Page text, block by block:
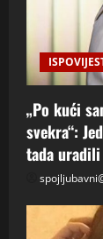
„Po kući
svekra“:
tada